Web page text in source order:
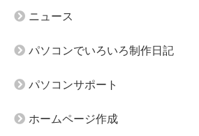
ニュース
パソコンでいろいろ制作日記
パソコンサポート
ホームページ作成